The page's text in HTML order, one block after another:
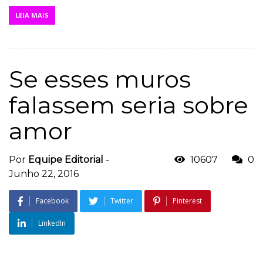
LEIA MAIS
Se esses muros
falassem seria sobre
amor
Por Equipe Editorial -
Junho 22, 2016
10607 0
Facebook Twitter Pinterest
LinkedIn